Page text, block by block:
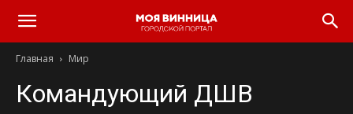
Главная Мир
Командующий ДШВ